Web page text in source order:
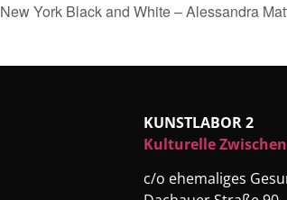
New York Black and White – Alessandra
KUNSTLABOR 2
Kulturelle
c/o ehemaliges